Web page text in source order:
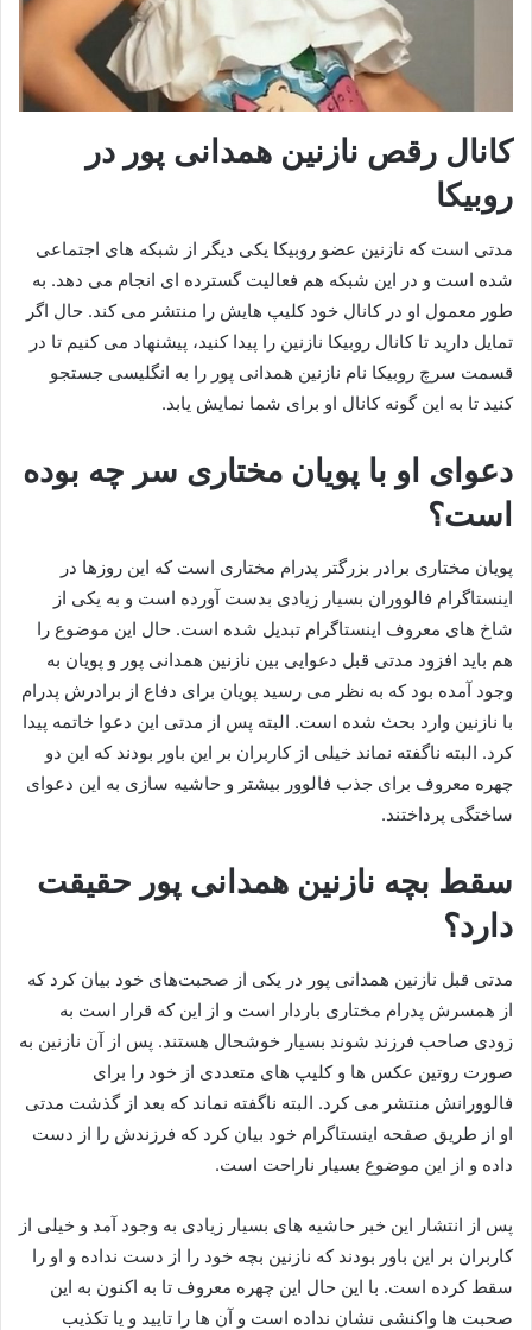
کانال رقص نازنین همدانی پور در
روبیکا
مدتی است که نازنین عضو روبیکا یکی دیگر از شبکه های اجتماعی
شده است و در این شبکه هم فعالیت گسترده ای انجام می دهد. به
طور معمول او در کانال خود کلیپ هایش را منتشر می کند. حال اگر
تمایل دارید تا کانال روبیکا نازنین را پیدا کنید، پیشنهاد می کنیم تا در
قسمت سرچ روبیکا نام نازنین همدانی پور را به انگلیسی جستجو
کنید تا به این گونه کانال او برای شما نمایش یابد.
دعوای او با پویان مختاری سر چه بوده
است؟
پویان مختاری برادر بزرگتر پدرام مختاری است که این روزها در
اینستاگرام فالووران بسیار زیادی بدست آورده است و به یکی از
شاخ های معروف اینستاگرام تبدیل شده است. حال این موضوع را
هم باید افزود مدتی قبل دعوایی بین نازنین همدانی پور و پویان به
وجود آمده بود که به نظر می رسید پویان برای دفاع از برادرش پدرام
با نازنین وارد بحث شده است. البته پس از مدتی این دعوا خاتمه پیدا
کرد. البته ناگفته نماند خیلی از کاربران بر این باور بودند که این دو
چهره معروف برای جذب فالوور بیشتر و حاشیه‌ سازی به این دعوای
ساختگی پرداختند.
سقط بچه نازنین همدانی پور حقیقت
دارد؟
مدتی قبل نازنین همدانی پور در یکی از صحبت‌های خود بیان کرد که
از همسرش پدرام مختاری باردار است و از این که قرار است به
زودی صاحب فرزند شوند بسیار خوشحال هستند. پس از آن نازنین به
صورت روتین عکس ها و کلیپ های متعددی از خود را برای
فالوورانش منتشر می‌ کرد. البته ناگفته نماند که بعد از گذشت مدتی
او از طریق صفحه اینستاگرام خود بیان کرد که فرزندش را از دست
داده و از این موضوع بسیار ناراحت است.
پس از انتشار این خبر حاشیه های بسیار زیادی به وجود آمد و خیلی از
کاربران بر این باور بودند که نازنین بچه خود را از دست نداده و او را
سقط کرده است. با این حال این چهره معروف تا به اکنون به این
صحبت‌ ها واکنشی نشان نداده است و آن ها را تایید و یا تکذیب